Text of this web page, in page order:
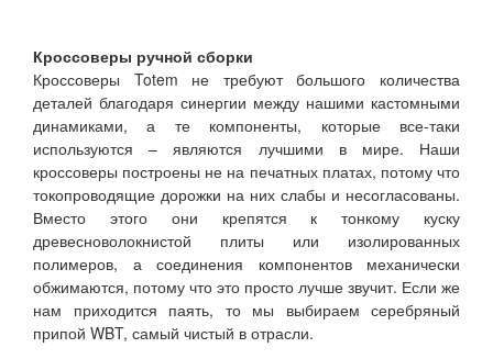
Кроссоверы ручной сборки
Кроссоверы Totem не требуют большого количества
деталей благодаря синергии между нашими кастомными
динамиками, а те компоненты, которые все-таки
используются – являются лучшими в мире. Наши
кроссоверы построены не на печатных платах, потому что
токопроводящие дорожки на них слабы и несогласованы.
Вместо этого они крепятся к тонкому куску
древесноволокнистой плиты или изолированных
полимеров, а соединения компонентов механически
обжимаются, потому что это просто лучше звучит. Если же
нам приходится паять, то мы выбираем серебряный
припой WBT, самый чистый в отрасли.